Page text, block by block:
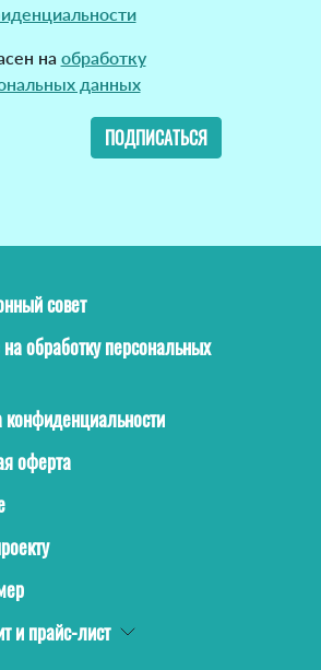
на обработку
данных
ПОДПИСАТЬСЯ
совет
обработку персональных
конфиденциальности
оферта
и прайс-лист